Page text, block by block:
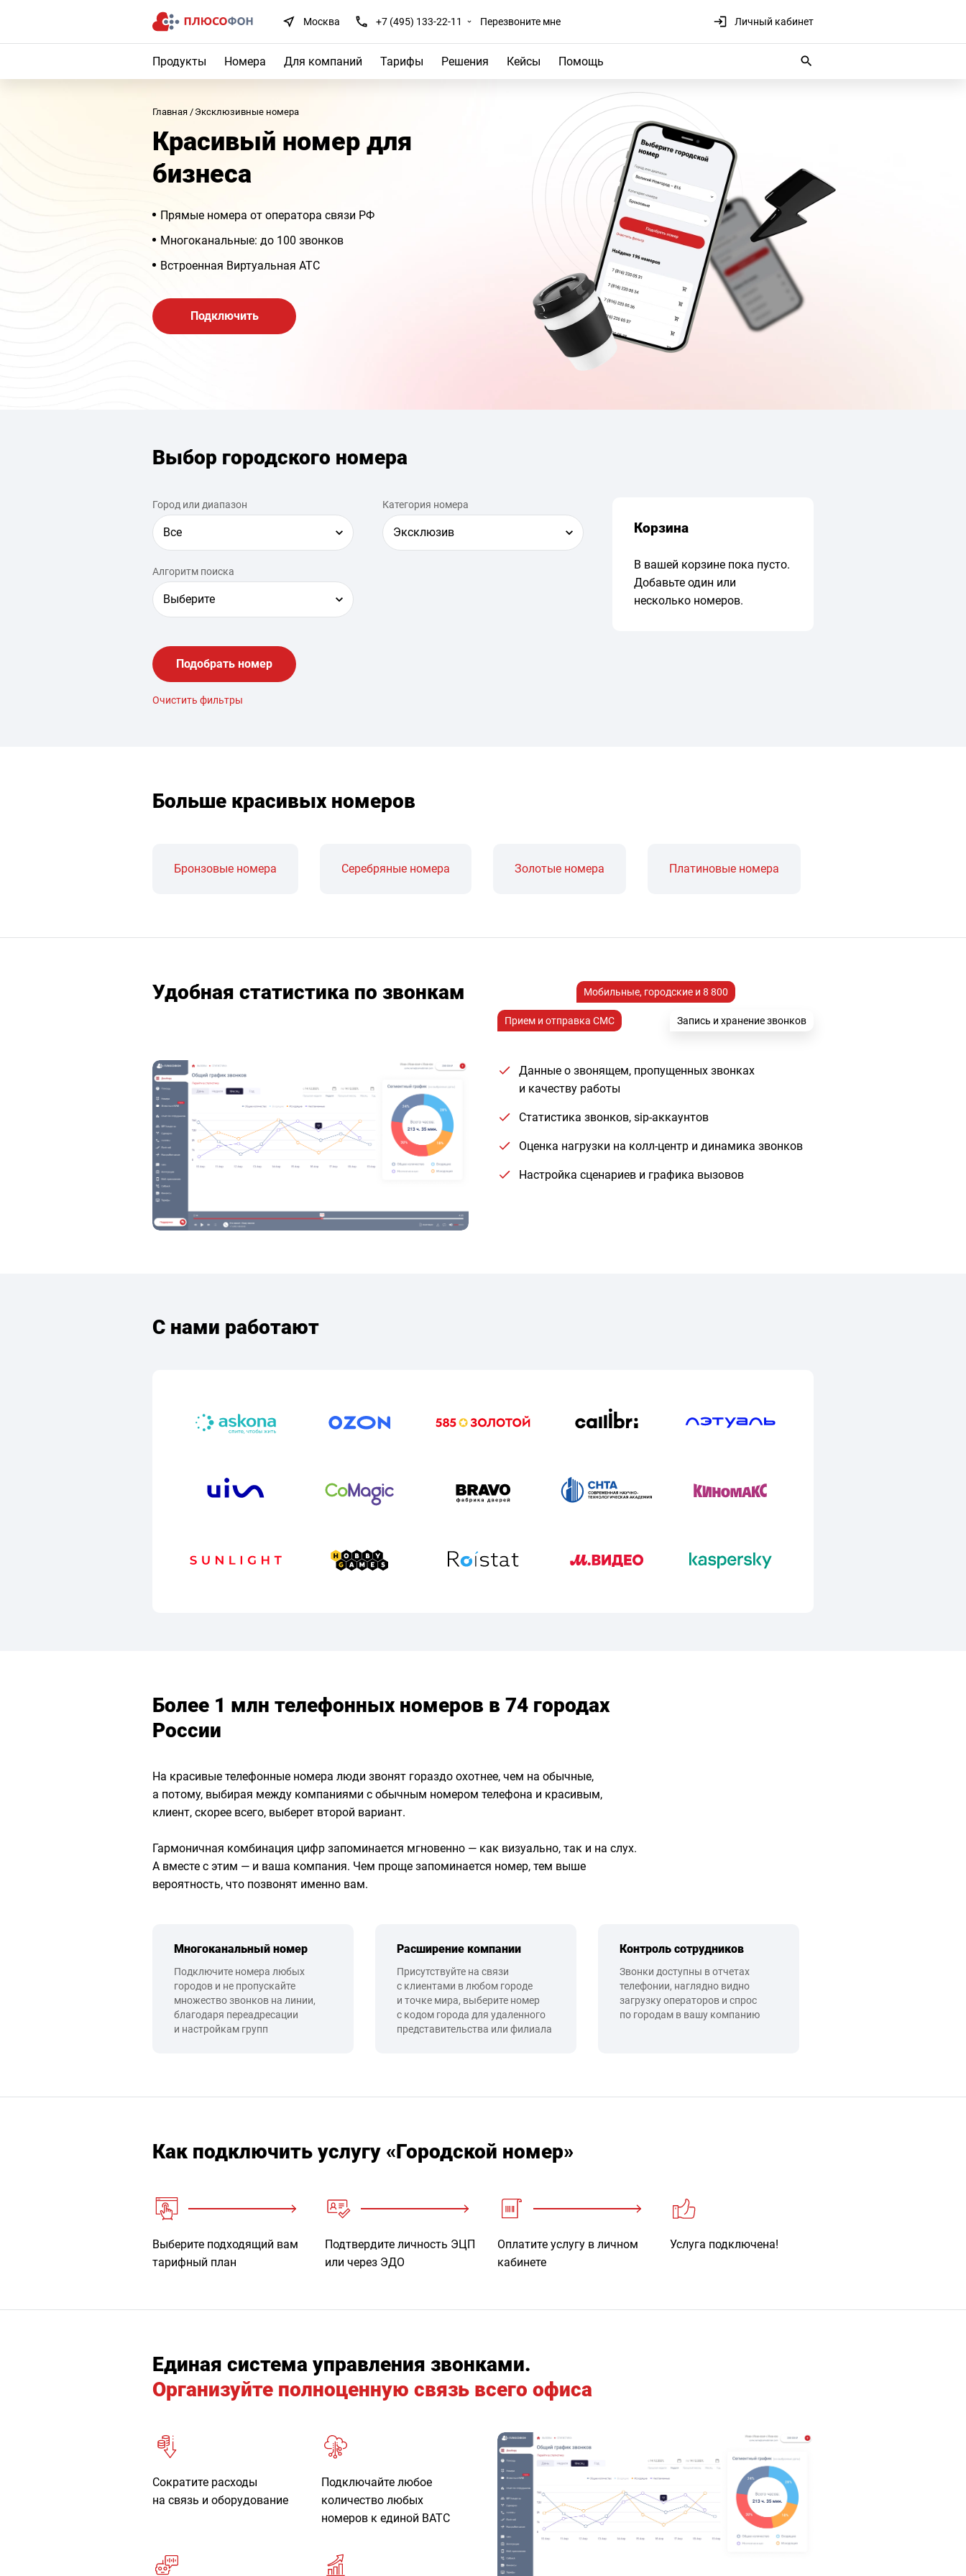
Москва +7 (495) 133-22-11 Перезвоните мне Личный кабинет
Продукты Номера Для компаний Тарифы Решения Кейсы Помощь
Главная Эксклюзивные номера
Красивый номер для
бизнеса
Прямые номера от оператора связи РФ
Многоканальные: до 100 звонков
Встроенная Виртуальная АТС
Подключить
Выбор городского номера
Город или диапазон
Все
Категория номера
Эксклюзив
Алгоритм поиска
Выберите
Подобрать номер
Очистить фильтры
Корзина
В вашей корзине пока пусто.
Добавьте один или
несколько номеров.
Больше красивых номеров
Бронзовые номера Серебряные номера Золотые номера Платиновые номера
Удобная статистика по звонкам Мобильные, городские и 8 800
Прием и отправка СМС Запись и хранение звонков
Данные о звонящем, пропущенных звонках
и качеству работы
Статистика звонков, sip-аккаунтов
Оценка нагрузки на колл-центр и динамика звонков
Настройка сценариев и графика вызовов
С нами работают
Более 1 млн телефонных номеров в 74 городах
России
На красивые телефонные номера люди звонят гораздо охотнее, чем на обычные,
а потому, выбирая между компаниями с обычным номером телефона и красивым,
клиент, скорее всего, выберет второй вариант.
Гармоничная комбинация цифр запоминается мгновенно — как визуально, так и на слух.
А вместе с этим — и ваша компания. Чем проще запоминается номер, тем выше
вероятность, что позвонят именно вам.
Многоканальный номер
Подключите номера любых
городов и не пропускайте
множество звонков на линии,
благодаря переадресации
и настройкам групп
Расширение компании
Присутствуйте на связи
с клиентами в любом городе
и точке мира, выберите номер
с кодом города для удаленного
представительства или филиала
Контроль сотрудников
Звонки доступны в отчетах
телефонии, наглядно видно
загрузку операторов и спрос
по городам в вашу компанию
Как подключить услугу «Городской номер»
Выберите подходящий вам
тарифный план
Подтвердите личность ЭЦП
или через ЭДО
Оплатите услугу в личном
кабинете
Услуга подключена!
Единая система управления звонками.
Организуйте полноценную связь всего офиса
Сократите расходы
на связь и оборудование
Подключайте любое
количество любых
номеров к единой ВАТС